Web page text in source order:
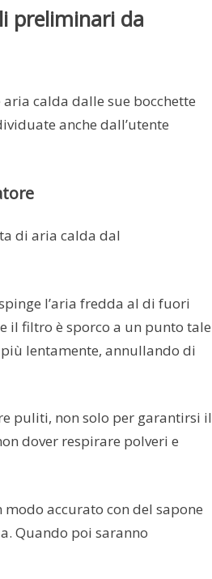
preliminari da
calda dalle sue bocchette
anche dall’utente
di aria calda dal
l’aria fredda al di fuori
il filtro è sporco a un punto tale
lentamente, annullando di
puliti, non solo per garantirsi il
dover respirare polveri e
modo accurato con del sapone
Quando poi saranno